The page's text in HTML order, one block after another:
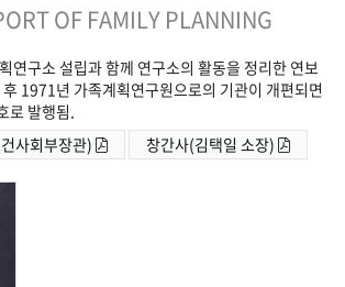
OF FAMILY PLANNING
연구소 설립과 함께 연구소의 활동을 정리한 연보
1971년 가족계획연구원으로의 기관이 개편되면
로 발행됨.
사회부장관)
창간사(김택일 소장)